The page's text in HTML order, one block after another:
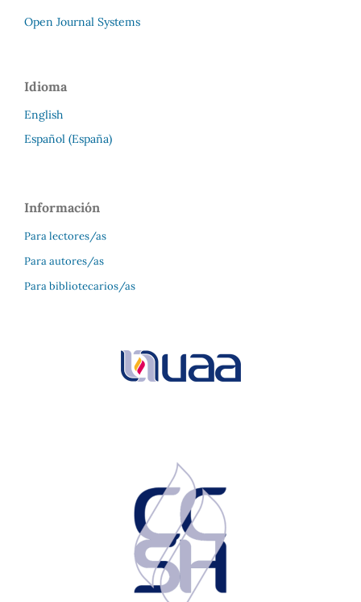
Open Journal Systems
Idioma
English
Español (España)
Información
Para lectores/as
Para autores/as
Para bibliotecarios/as